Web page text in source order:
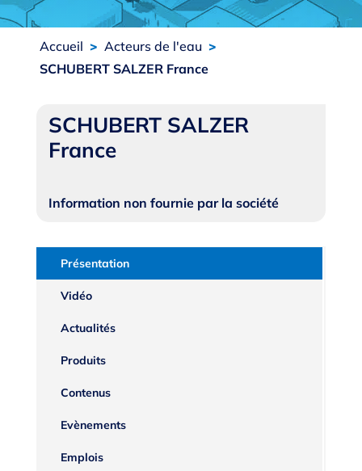
Accueil > Acteurs de l'eau >
SCHUBERT SALZER France
SCHUBERT SALZER
France
Information non fournie par la société
Présentation
Vidéo
Actualités
Produits
Contenus
Evènements
Emplois